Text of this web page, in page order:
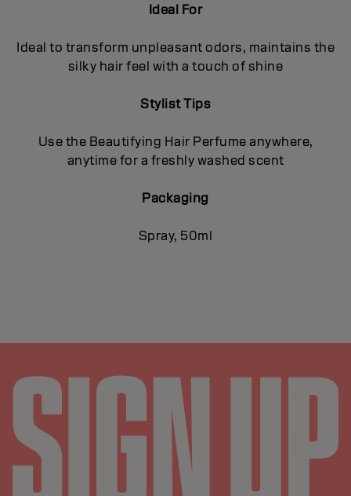
Ideal For
Ideal to transform unpleasant odors, maintains the
silky hair feel with a touch of shine
Stylist Tips
Use the Beautifying Hair Perfume anywhere,
anytime for a freshly washed scent
Packaging
Spray, 50ml